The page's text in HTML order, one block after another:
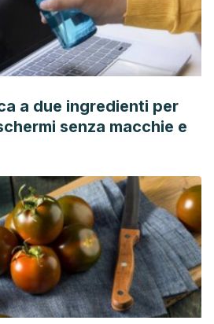
a due ingredienti per
senza macchie e